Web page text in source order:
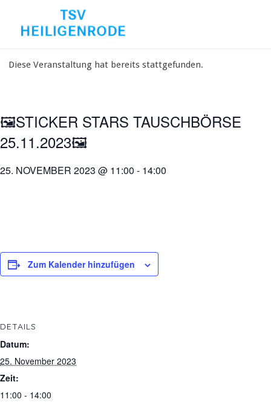
Diese Veranstaltung hat bereits stattgefunden.
🖼️STICKER STARS TAUSCHBÖRSE
25.11.2023🖼️
25. NOVEMBER 2023 @ 11:00 - 14:00
Zum Kalender hinzufügen
DETAILS
Datum:
25. November 2023
Zeit:
11:00 - 14:00